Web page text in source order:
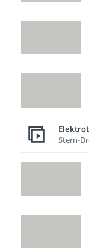
Stern-